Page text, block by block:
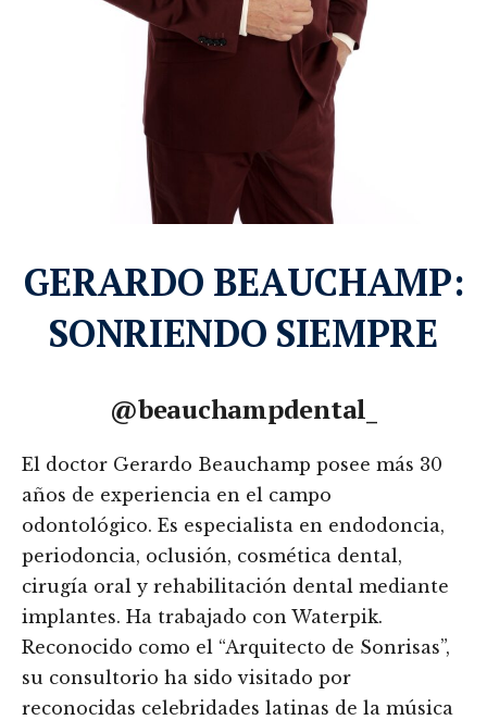
GERARDO BEAUCHAMP:
SONRIENDO SIEMPRE
@beauchampdental_
El doctor Gerardo Beauchamp posee más 30
años de experiencia en el campo
odontológico. Es especialista en endodoncia,
periodoncia, oclusión, cosmética dental,
cirugía oral y rehabilitación dental mediante
implantes. Ha trabajado con Waterpik.
Reconocido como el “Arquitecto de Sonrisas”,
su consultorio ha sido visitado por
reconocidas celebridades latinas de la música